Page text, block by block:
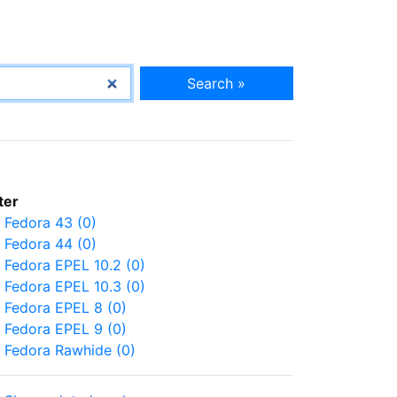
Search »
Fedora 43 (0)
Fedora 44 (0)
Fedora EPEL 10.2 (0)
Fedora EPEL 10.3 (0)
Fedora EPEL 8 (0)
Fedora EPEL 9 (0)
Fedora Rawhide (0)